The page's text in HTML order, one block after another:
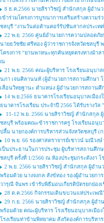
8 ธ.ค.2566 นายสิราวิชญ์ สำนักสกุล ผู้อำน
เข้าร่วมโครงการบูรณาการเสริมสร้างความ
ชลบุรี “งานวันต่อต้านคอร์รัปชันสากลประเท
22 พ.ย. 2566 ศูนย์อำนวยการความปลอดภั
นายธวัชชัย ศรีทอง ผู้ว่าราชการจังหวัดชลบุรี
โครงการ “ยานพาหนะทุกคันหยุดตรงทางม้าล
ณ
21 พ.ย. 2566 คณะผู้บริหาร โรงเรียนอนุบา
นภา เจนศิลานนท์ (ผู้อำนวยการสถานศึกษา โ
เลื่อนวิทยฐานะ ตำแหน่ง ผู้อำนวยการสถานศึ
14 พ.ย.2566 ธนาคารโรงเรียนอนุบาลเมือ
ธนาคารโรงเรียน ประจำปี 2566 ได้รับรางวั
11-12 พ.ย. 2566 นายสิราวิชญ์ สำนักสกุล
ชลบุรี พร้อมคณะข้าราชการครู โรงเรียนอนุ
ปลื้ม นายกองค์การบริหารส่วนจังหวัดชลบุรี (
10 พ.ย. 66 รองศาสตราจารย์เชาวน์ มณีว
เป็นประธานในการประชุม ผู้บริหารสถานศึก
ชลบุรี ครั้งที่ 1/2566 ณ ห้องประชุมกระดังงา โ
2 พ.ย. 2566 นายสิราวิชญ์ สำนักสกุล ผู้อำน
พร้อมด้วย นางจงกล สังข์ทอง รองผู้อำนวยก
วารุณี จันพร เข้ารับพิธีมอบเกียรติบัตรยกย่อง
28 ต.ค.2566 กิจกรรมเดินขบวนแห่ประเพณี
29 ก.ย. 2566 นายสิราวิชญ์ สำนักสกุล ผู้อำ
พร้อมด้วย คณะผู้บริหาร โรงเรียนอนุบาลเมือ
โรงเรียนท่าข้ามพิทยาคม สังกัดองค์การบริหา